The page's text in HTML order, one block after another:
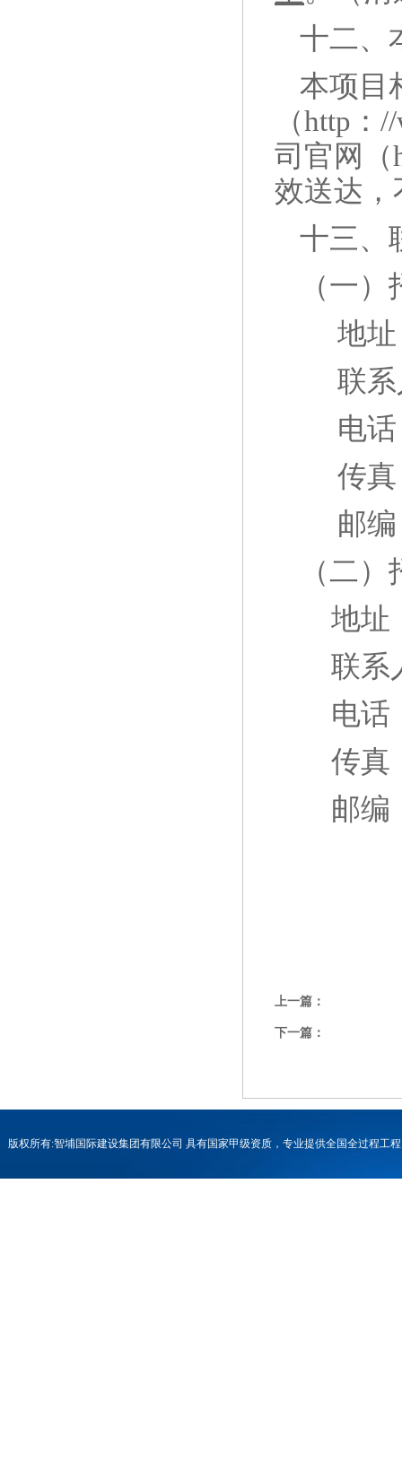
十二、
本项目
（http：
司官网（
效送达，
十三、
（一
地
联
电
传
邮
（二
地址
联系
电话
传真
邮编
上一篇：
下一篇：
版权所有:智埔国际建设集团有限公司 具有国家甲级资质，专业提供全国全过程